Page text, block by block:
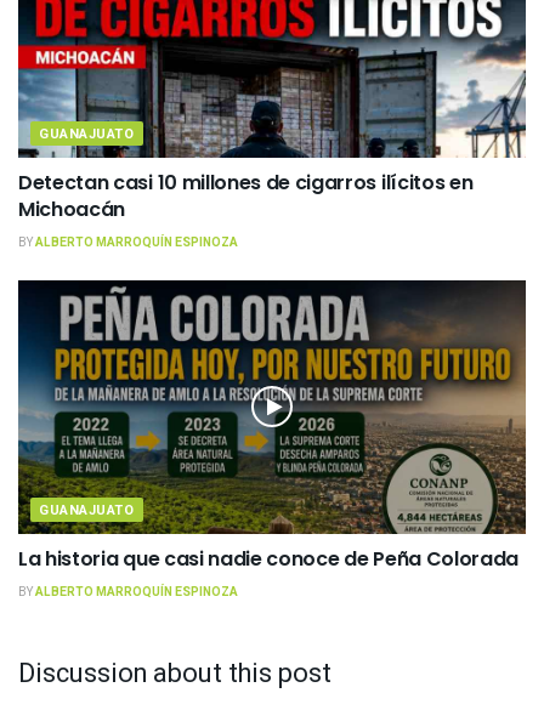
GUANAJUATO
Detectan casi 10 millones de cigarros ilícitos en
Michoacán
BYALBERTO MARROQUÍN ESPINOZA
GUANAJUATO
La historia que casi nadie conoce de Peña Colorada
BYALBERTO MARROQUÍN ESPINOZA
Discussion about this post